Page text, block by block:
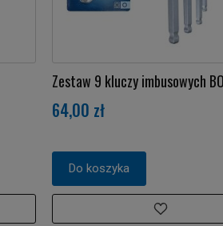
Zestaw 9 kluczy imbusowych
64,00 zł
Do koszyka